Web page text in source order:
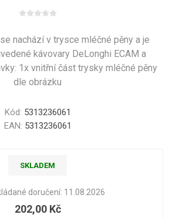
nachází v trysce mléčné pěny a je
kávovary DeLonghi ECAM a
1x vnitřní část trysky mléčné pěny
dle obrázku
Kód: 5313236061
EAN: 5313236061
SKLADEM
doručení: 11.08.2026
202,00 Kč